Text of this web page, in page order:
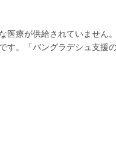
医療が供給されていません
す。「バングラデシュ支援